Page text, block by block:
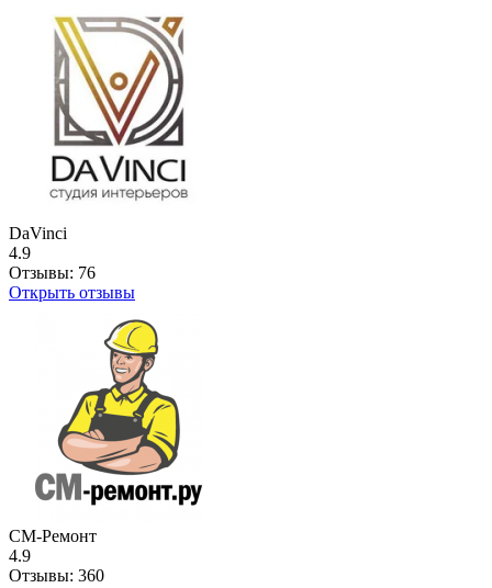
DaVinci
4.9
Отзывы: 76
Открыть отзывы
СМ-Ремонт
4.9
Отзывы: 360